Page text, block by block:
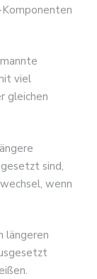
viel
gleichen
sind,
wenn
längeren